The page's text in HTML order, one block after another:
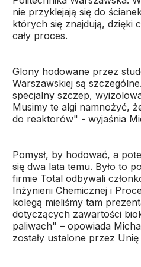
nie przyklejają się do
których się znajdują, dzięki
cały proces.
Glony hodowane przez
Warszawskiej są
specjalny szczep,
Musimy te algi namnożyć,
do reaktorów" - wyjaśnia
Pomysł, by hodować, a
się dwa lata temu. Było to
firmie Total odbywali
Inżynierii Chemicznej i
kolegą mieliśmy tam
dotyczących zawartości
paliwach" – opowiada
zostały ustalone przez